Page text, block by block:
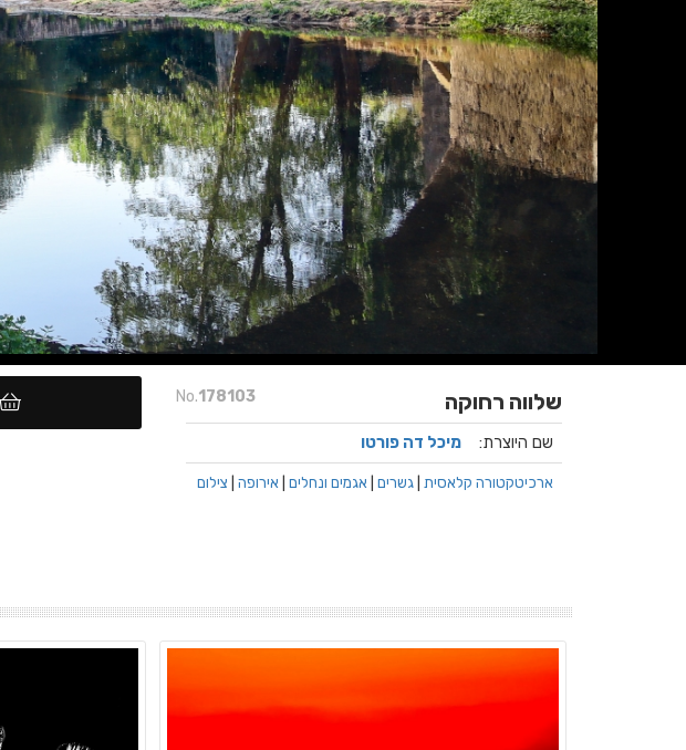
No.178103 שלווה רחוקה
שם היוצרת: מיכל דה פורטו
ארכיטקטורה קלאסית גשרים אגמים ונחלים אירופה צילום